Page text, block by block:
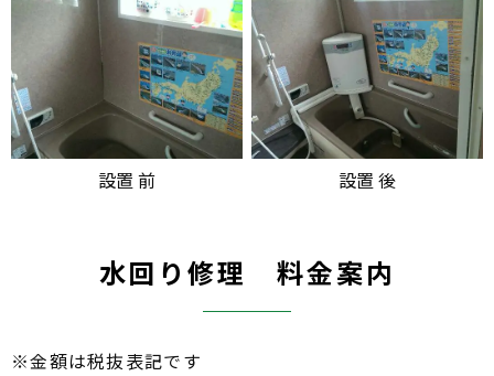
設置 前 設置 後
水回り修理 料金案内
※金額は税抜表記です